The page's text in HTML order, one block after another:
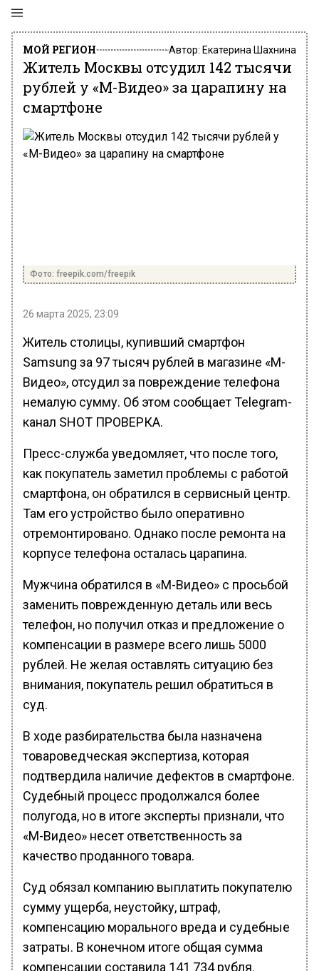
МОЙ РЕГИОН Автор: Екатерина Шахнина
Житель Москвы отсудил 142 тысячи
рублей у «М-Видео» за царапину на
смартфоне
Фото: freepik.com/freepik
26 марта 2025, 23:09
Житель столицы, купивший смартфон
Samsung за 97 тысяч рублей в магазине «М-
Видео», отсудил за повреждение телефона
немалую сумму. Об этом сообщает Telegram-
канал SHOT ПРОВЕРКА.
Пресс-служба уведомляет, что после того,
как покупатель заметил проблемы с работой
смартфона, он обратился в сервисный центр.
Там его устройство было оперативно
отремонтировано. Однако после ремонта на
корпусе телефона осталась царапина.
Мужчина обратился в «М-Видео» с просьбой
заменить поврежденную деталь или весь
телефон, но получил отказ и предложение о
компенсации в размере всего лишь 5000
рублей. Не желая оставлять ситуацию без
внимания, покупатель решил обратиться в
суд.
В ходе разбирательства была назначена
товароведческая экспертиза, которая
подтвердила наличие дефектов в смартфоне.
Судебный процесс продолжался более
полугода, но в итоге эксперты признали, что
«М-Видео» несет ответственность за
качество проданного товара.
Суд обязал компанию выплатить покупателю
сумму ущерба, неустойку, штраф,
компенсацию морального вреда и судебные
затраты. В конечном итоге общая сумма
компенсации составила 141 734 рубля.